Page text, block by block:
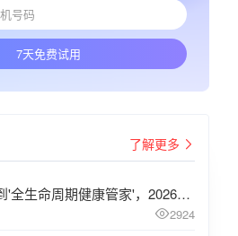
7天免费试用
了解更多
从导诊工具到'全生命周期健康管家'，2026年医院智能客服系统正在重新定义患者服务
2924